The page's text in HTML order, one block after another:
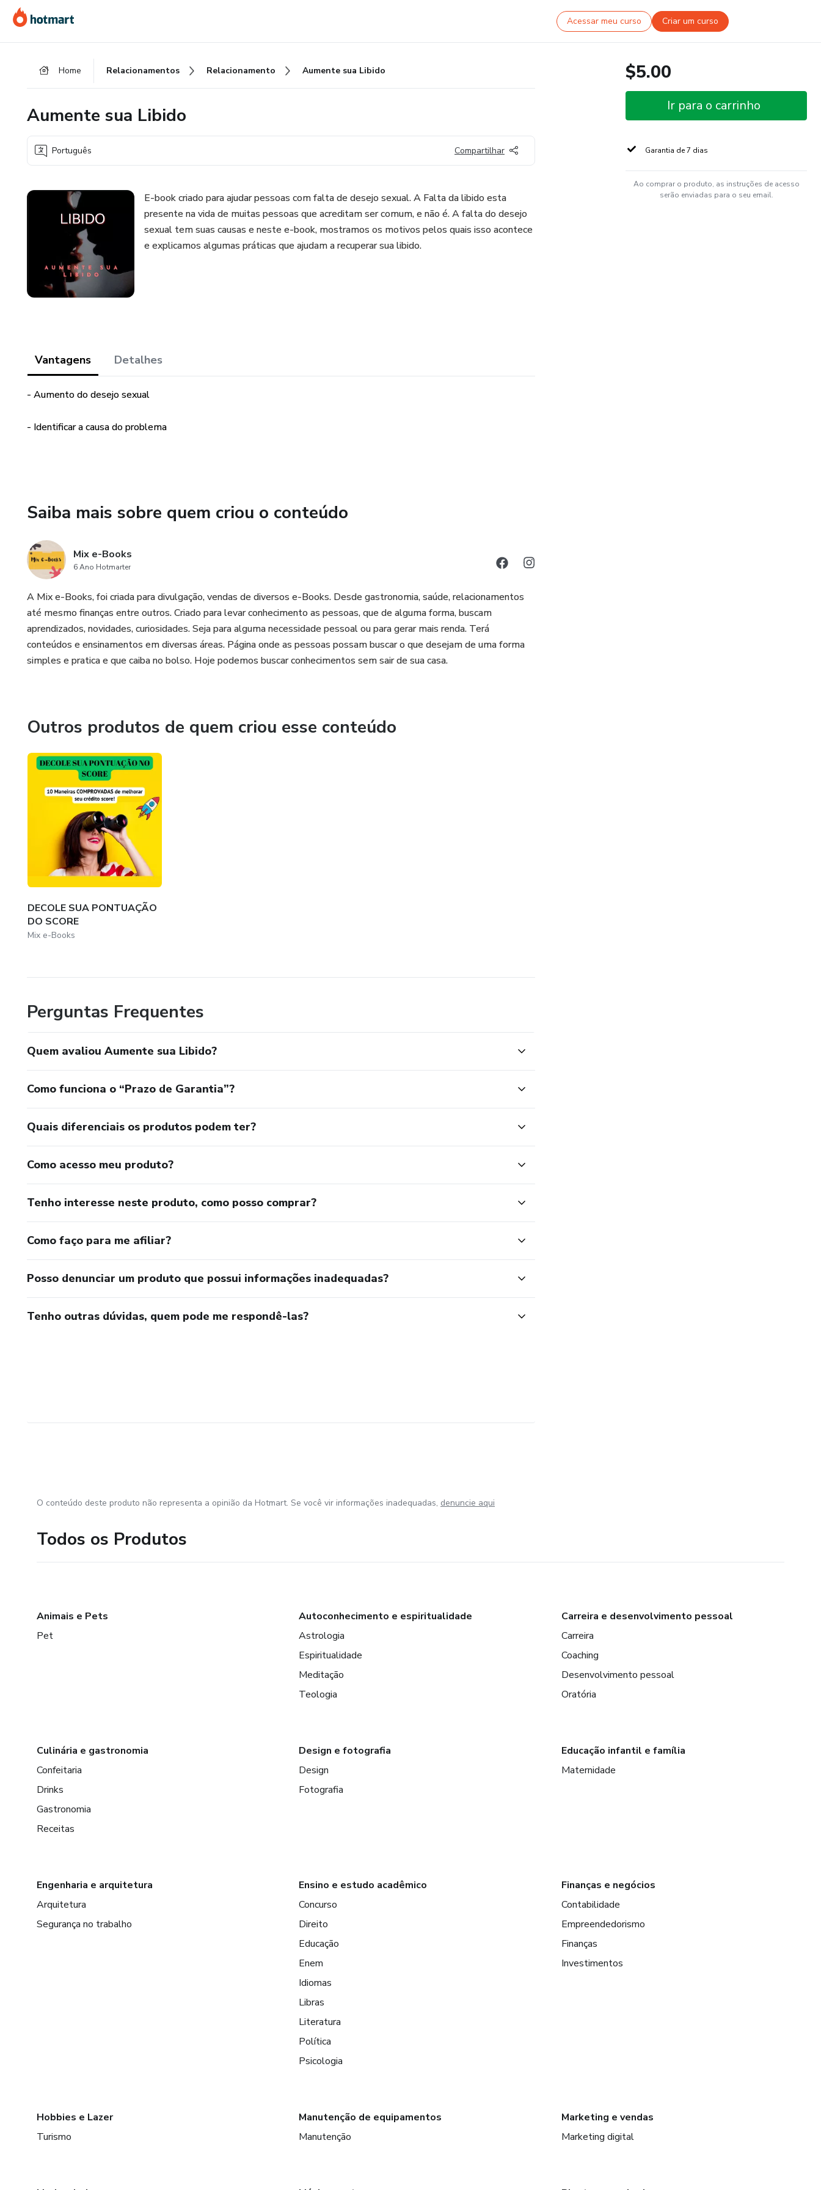
para
o
para
o
para
o
Acessar meu curso Criar um curso
Home Relacionamentos Relacionamento Aumente sua Libido
Aumente sua Libido
Português Compartilhar
E-book criado para ajudar pessoas com falta de desejo sexual. A Falta da libido esta
presente na vida de muitas pessoas que acreditam ser comum, e não é. A falta do desejo
sexual tem suas causas e neste e-book, mostramos os motivos pelos quais isso acontece
e explicamos algumas práticas que ajudam a recuperar sua libido.
Vantagens Detalhes
- Aumento do desejo sexual
- Identificar a causa do problema
Saiba mais sobre quem criou o conteúdo
Mix e-Books
6 Ano Hotmarter
A Mix e-Books, foi criada para divulgação, vendas de diversos e-Books. Desde gastronomia, saúde, relacionamentos
até mesmo finanças entre outros. Criado para levar conhecimento as pessoas, que de alguma forma, buscam
aprendizados, novidades, curiosidades. Seja para alguma necessidade pessoal ou para gerar mais renda. Terá
conteúdos e ensinamentos em diversas áreas. Página onde as pessoas possam buscar o que desejam de uma forma
simples e pratica e que caiba no bolso. Hoje podemos buscar conhecimentos sem sair de sua casa.
Outros produtos de quem criou esse conteúdo
DECOLE SUA PONTUAÇÃO
DO SCORE
Mix e-Books
Perguntas Frequentes
Quem avaliou Aumente sua Libido?
Como funciona o “Prazo de Garantia”?
Quais diferenciais os produtos podem ter?
Como acesso meu produto?
Tenho interesse neste produto, como posso comprar?
Como faço para me afiliar?
Posso denunciar um produto que possui informações inadequadas?
Tenho outras dúvidas, quem pode me respondê-las?
$5.00
Ir para o carrinho
Garantia de 7 dias
Ao comprar o produto, as instruções de acesso
serão enviadas para o seu email.
O conteúdo deste produto não representa a opinião da Hotmart. Se você vir informações inadequadas, denuncie aqui
Todos os Produtos
Animais e Pets
Pet
Autoconhecimento e espiritualidade
Astrologia
Espiritualidade
Meditação
Teologia
Carreira e desenvolvimento pessoal
Carreira
Coaching
Desenvolvimento pessoal
Oratória
Culinária e gastronomia
Confeitaria
Drinks
Gastronomia
Receitas
Design e fotografia
Design
Fotografia
Educação infantil e família
Maternidade
Engenharia e arquitetura
Arquitetura
Segurança no trabalho
Ensino e estudo acadêmico
Concurso
Direito
Educação
Enem
Idiomas
Libras
Literatura
Política
Psicologia
Finanças e negócios
Contabilidade
Empreendedorismo
Finanças
Investimentos
Hobbies e Lazer
Turismo
Manutenção de equipamentos
Manutenção
Marketing e vendas
Marketing digital